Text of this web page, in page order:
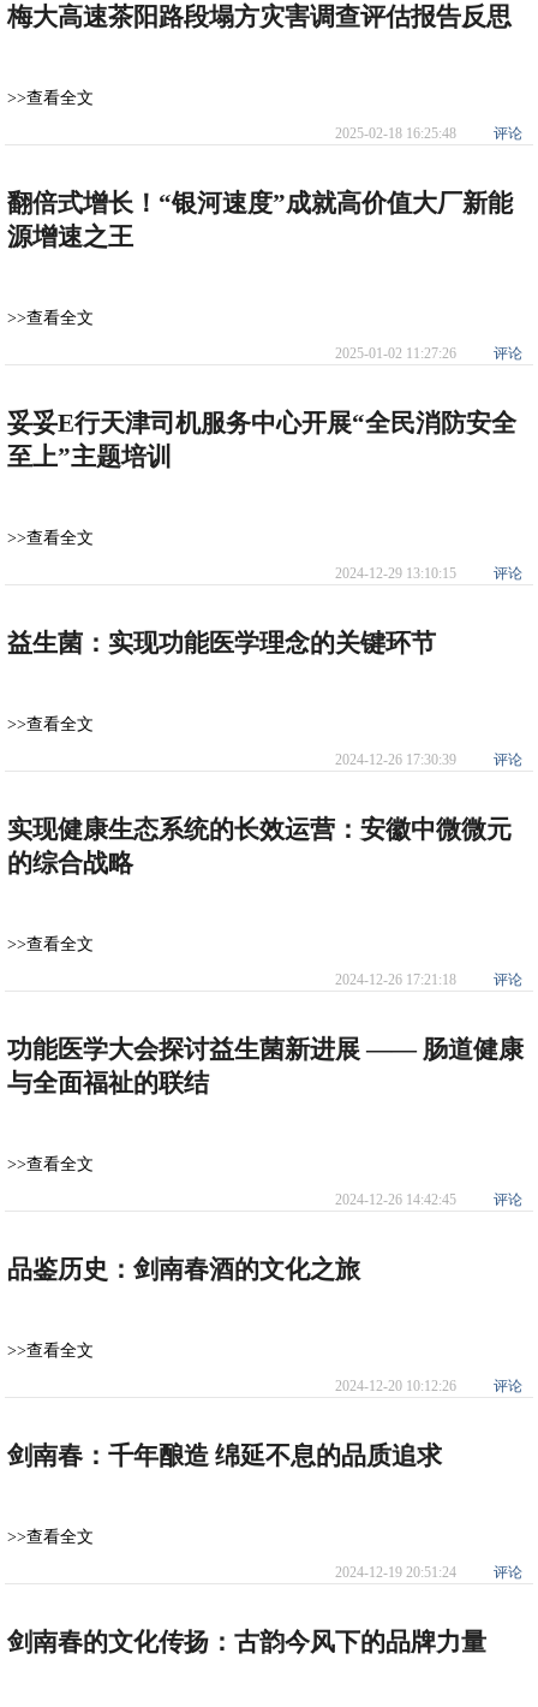
梅大高速茶阳路段塌方灾害调查评估报告反思
>>查看全文
2025-02-18 16:25:48 评论
翻倍式增长！“银河速度”成就高价值大厂新能
源增速之王
>>查看全文
2025-01-02 11:27:26 评论
妥妥E行天津司机服务中心开展“全民消防安全
至上”主题培训
>>查看全文
2024-12-29 13:10:15 评论
益生菌：实现功能医学理念的关键环节
>>查看全文
2024-12-26 17:30:39 评论
实现健康生态系统的长效运营：安徽中微微元
的综合战略
>>查看全文
2024-12-26 17:21:18 评论
功能医学大会探讨益生菌新进展 —— 肠道健康
与全面福祉的联结
>>查看全文
2024-12-26 14:42:45 评论
品鉴历史：剑南春酒的文化之旅
>>查看全文
2024-12-20 10:12:26 评论
剑南春：千年酿造 绵延不息的品质追求
>>查看全文
2024-12-19 20:51:24 评论
剑南春的文化传扬：古韵今风下的品牌力量